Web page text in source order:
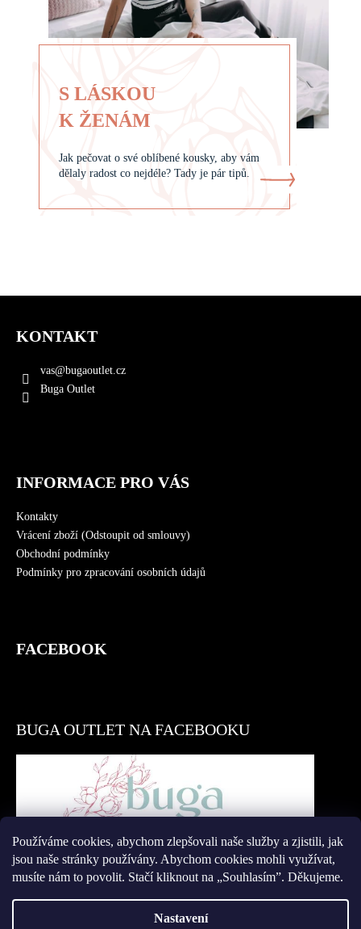
Používáme cookies, abychom zlepšovali naše služby a zjistili, jak
jsou naše stránky používány. Abychom cookies mohli využívat,
musíte nám to povolit. Stačí kliknout na „Souhlasím”. Děkujeme.
Nastavení
S LÁSKOU
K ŽENÁM
Jak pečovat o své oblíbené kousky, aby vám
dělaly radost co nejdéle? Tady je pár tipů.
KONTAKT
vas@bugaoutlet.cz
Buga Outlet
INFORMACE PRO VÁS
Kontakty
Vrácení zboží (Odstoupit od smlouvy)
Obchodní podmínky
Podmínky pro zpracování osobních údajů
FACEBOOK
BUGA OUTLET NA FACEBOOKU
Přidat se